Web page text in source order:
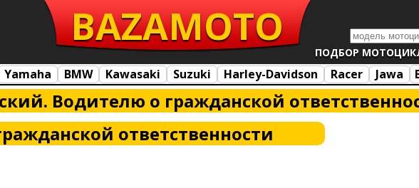
ПОДБОР
BAZAMOTO
Yamaha BMW Kawasaki Suzuki Harley-Davidson Racer Jawa
Водителю о гражданской
ответственности